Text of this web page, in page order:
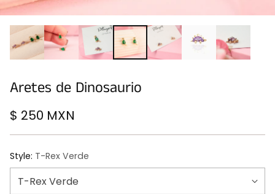
Aretes de Dinosaurio
Precio
$ 250 MXN
Style: T-Rex Verde